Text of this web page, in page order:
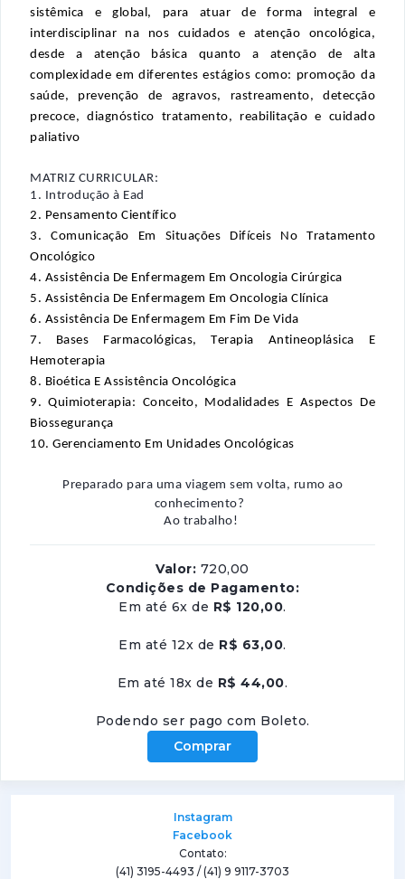
sistêmica e global, para atuar de forma integral e
interdisciplinar na nos cuidados e atenção oncológica,
desde a atenção básica quanto a atenção de alta
complexidade em diferentes estágios como: promoção da
saúde, prevenção de agravos, rastreamento, detecção
precoce, diagnóstico tratamento, reabilitação e cuidado
paliativo
MATRIZ CURRICULAR:
1. Introdução à Ead
2. Pensamento Científico
3. Comunicação Em Situações Difíceis No Tratamento
Oncológico
4. Assistência De Enfermagem Em Oncologia Cirúrgica
5. Assistência De Enfermagem Em Oncologia Clínica
6. Assistência De Enfermagem Em Fim De Vida
7. Bases Farmacológicas, Terapia Antineoplásica E
Hemoterapia
8. Bioética E Assistência Oncológica
9. Quimioterapia: Conceito, Modalidades E Aspectos De
Biossegurança
10. Gerenciamento Em Unidades Oncológicas
Preparado para uma viagem sem volta, rumo ao
conhecimento?
Ao trabalho!
Valor: 720,00
Condições de Pagamento:
Em até 6x de R$ 120,00.
Em até 12x de R$ 63,00.
Em até 18x de R$ 44,00.
Podendo ser pago com Boleto.
Comprar
Instagram
Facebook
Contato:
(41) 3195-4493 / (41) 9 9117-3703